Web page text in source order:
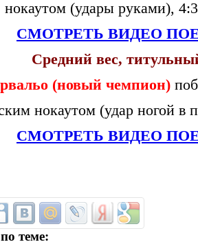
нокаутом (удары руками),
СМОТРЕТЬ ВИДЕО
Средний вес,
(новый чемпион)
нокаутом (удар ногой в
СМОТРЕТЬ ВИДЕО
теме: